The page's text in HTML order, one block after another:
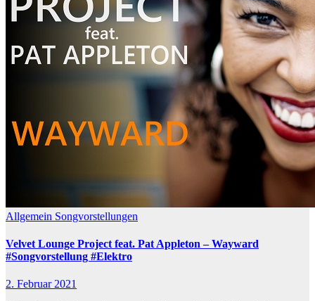
Allgemein Songvorstellungen
Velvet Lounge Project feat. Pat Appleton – Wayward
#Songvorstellung #Elektro
2. Februar 2021